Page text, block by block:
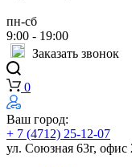
пн-сб
9:00 - 19:00
Заказать звонок
0
Ваш город:
+ 7 (4712) 25-12-07
ул. Союзная 63г, офис